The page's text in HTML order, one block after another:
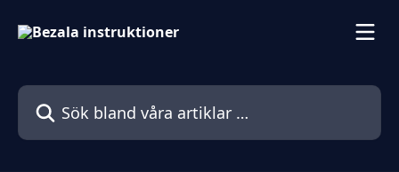
Sök bland våra artiklar …